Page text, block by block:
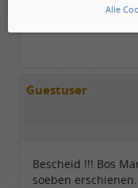
Guestuser
Bescheid !!! Bos
soeben erschienen.
Alle